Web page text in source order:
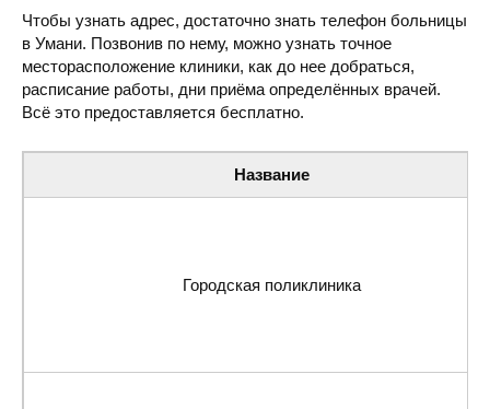
Чтобы узнать адрес, достаточно знать телефон больницы
в Умани. Позвонив по нему, можно узнать точное
месторасположение клиники, как до нее добраться,
расписание работы, дни приёма определённых врачей.
Всё это предоставляется бесплатно.
Название
Городская поликлиника